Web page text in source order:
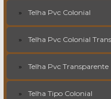
Telha Pvc Colonial
Telha Pvc Colonial
Telha Pvc Transparente
Telha Tipo Colonial